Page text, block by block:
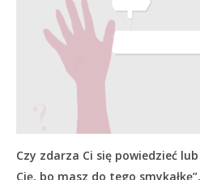
Czy zdarza Ci się powiedzieć
Cię, bo masz do tego